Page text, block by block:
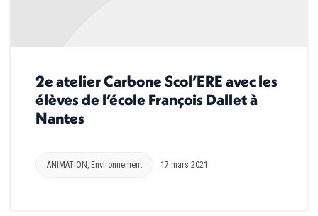
2e atelier Carbone Scol’ERE avec les
élèves de l’école François Dallet à
Nantes
ANIMATION Environnement 17 mars 2021